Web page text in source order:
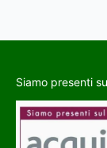
Siamo presenti